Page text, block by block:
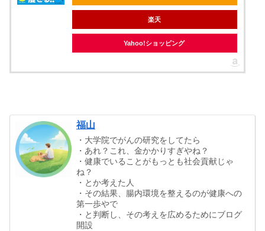
楽天
Yahoo!ショッピング
福山
・大学院でがんの研究をしてたら
・あれ？これ、金かかりすぎやね？
・健康でいることがもっとも社会貢献じゃ
ね？
・とか考えた人
・その結果、腸内環境を整えるのが健康への
第一歩やで
・と判断し、その考えを広めるためにブログ
開設